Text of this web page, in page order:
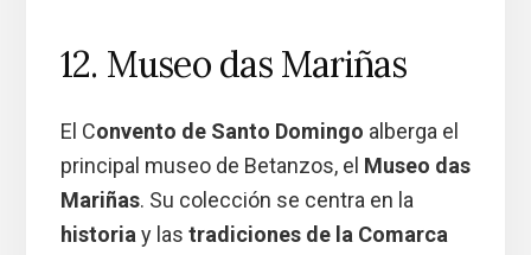
12. Museo das Mariñas
El Convento de Santo Domingo alberga el
principal museo de Betanzos, el Museo das
Mariñas. Su colección se centra en la
historia y las tradiciones de la Comarca